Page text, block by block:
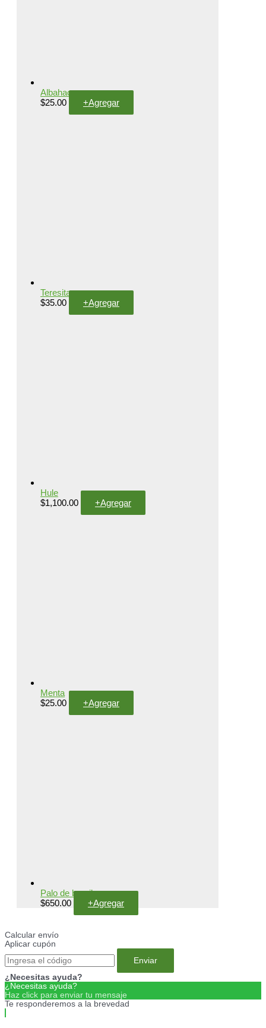
Albahaca
$25.00 +Agregar
Teresita
$35.00 +Agregar
Hule
$1,100.00 +Agregar
Menta
$25.00 +Agregar
Palo de brasil
$650.00 +Agregar
Calcular envío
Aplicar cupón
Enviar
¿Necesitas ayuda?
¿Necesitas ayuda?
Haz click para enviar tu mensaje
Te responderemos a la brevedad